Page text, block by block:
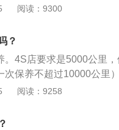
目：发动机机油、机油滤
、清洁、补给、润滑、调
养的目的是保持车容整洁,
长使用周期。
阅读：9300
？
。4S店要求是5000公里
次保养不超过10000公里
进行检查、清洁、补给
，预防故障发生，减缓劣
阅读：9258